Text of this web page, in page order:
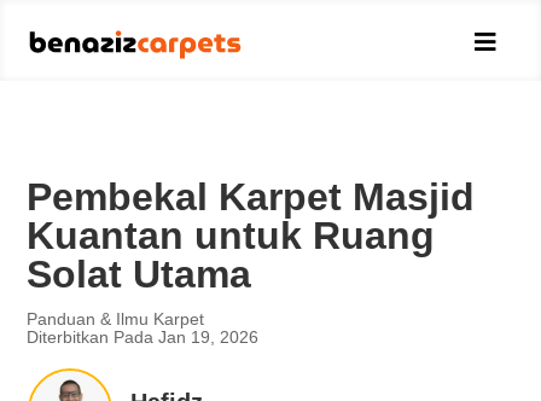

Pembekal Karpet Masjid
Kuantan untuk Ruang
Solat Utama
Panduan & Ilmu Karpet
Diterbitkan Pada Jan 19, 2026